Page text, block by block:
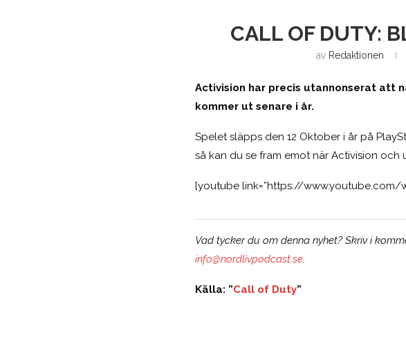
CALL OF DUTY:
av Redaktionen
Activision har precis utannonserat att
kommer ut senare i år.
Spelet släpps den 12 Oktober i år på
så kan du se fram emot när Activision och
[youtube link=”https://www.youtube.com/
Vad tycker du om denna nyhet? Skriv i
info@nordlivpodcast.se.
Källa: ”Call of Duty”